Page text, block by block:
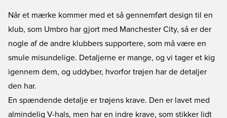
Når et mærke kommer med et så gennemført design til en
klub, som Umbro har gjort med Manchester City, så er der
nogle af de andre klubbers supportere, som må være en
smule misundelige. Detaljerne er mange, og vi tager et kig
igennem dem, og uddyber, hvorfor trøjen har de detaljer
den har.
En spændende detalje er trøjens krave. Den er lavet med
almindelig V-hals, men har en indre krave, som stikker lidt